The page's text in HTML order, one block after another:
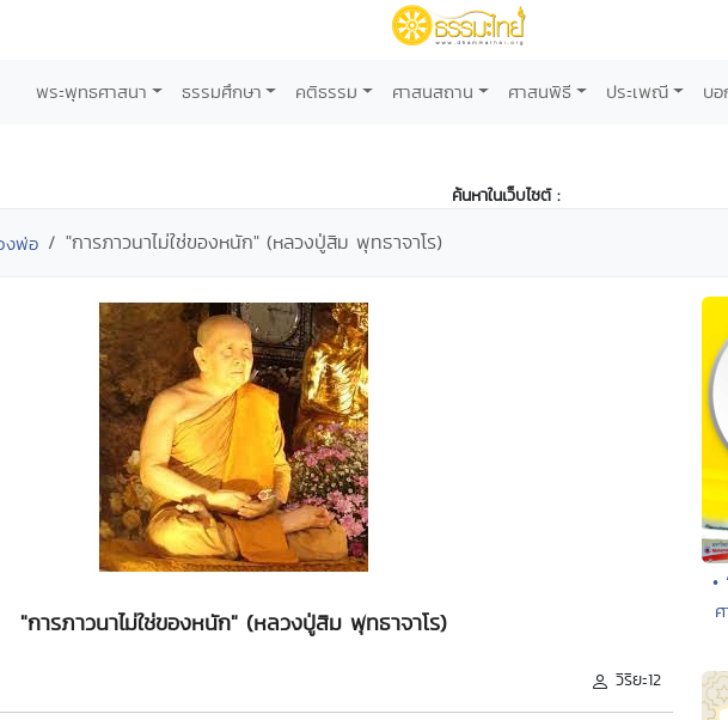
พระพุทธศาสนา ธรรมศึกษา คติธรรม ศาสนสถาน ศาสนพิธี ประเพณี บ
ค้นหาในเว็บไซต์ :
งพ่อ "การภาวนาไม่ใช่ของหนัก" (หลวงปู่สิม พุทธาจาโร)
"การภาวนาไม่ใช่ของหนัก" (หลวงปู่สิม พุทธาจาโร)
วิริยะ12
•